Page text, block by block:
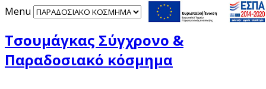
Menu
Τσουμάγκας Σύγχρονο &
Παραδοσιακό κόσμημα